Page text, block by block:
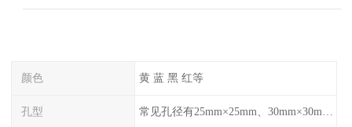
颜色 黄 蓝 黑 红等
孔型